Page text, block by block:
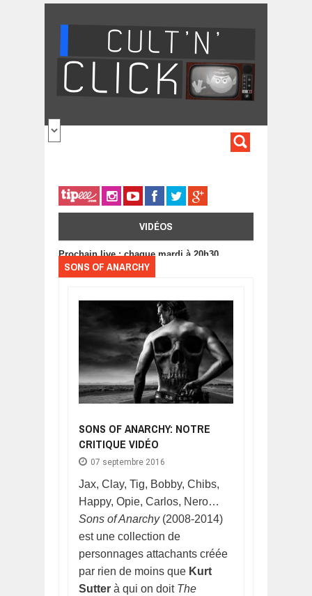
VIDÉOS
Prochain live : chaque mardi à 20h30
SONS OF ANARCHY
SONS OF ANARCHY: NOTRE
CRITIQUE VIDÉO
07 septembre 2016
Jax, Clay, Tig, Bobby, Chibs,
Happy, Opie, Carlos, Nero…
Sons of Anarchy(2008-2014)
est une collection de
personnages attachants créée
par rien de moins que Kurt
Sutter à qui on doit The